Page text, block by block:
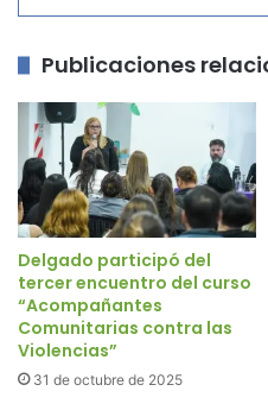
Publicaciones
Delgado participó del
tercer encuentro del curso
“Acompañantes
Comunitarias contra las
Violencias”
31 de octubre de 2025